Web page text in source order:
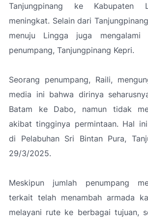
Tanjungpinang ke Kabupaten
meningkat. Selain dari
menuju Lingga juga mengalami
penumpang, Tanjungpinang Kepri.
Seorang penumpang, Raili,
media ini bahwa dirinya
Batam ke Dabo, namun tidak
akibat tingginya permintaan. Hal
di Pelabuhan Sri Bintan Pura,
29/3/2025.
Meskipun jumlah penumpang
terkait telah menambah armada
melayani rute ke berbagai tujuan,